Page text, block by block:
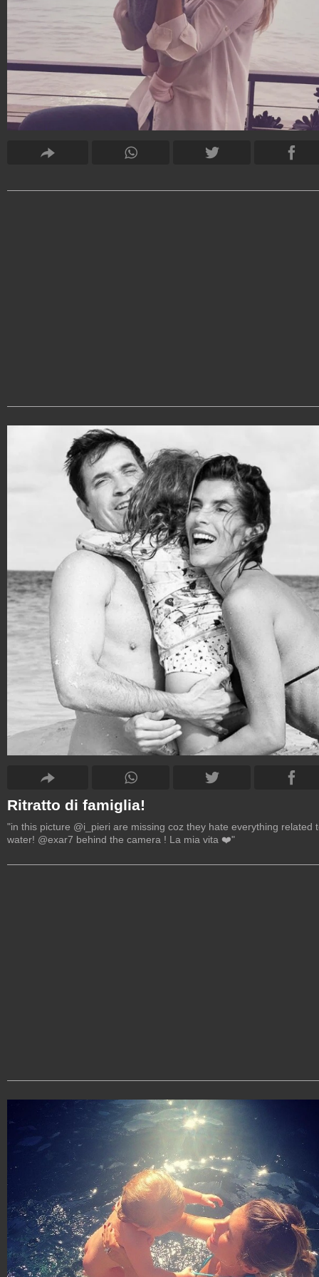
Ritratto di famiglia!
"in this picture @i_pieri are missing coz they hate everything related
water! @exar7 behind the camera ! La mia vita ❤️"